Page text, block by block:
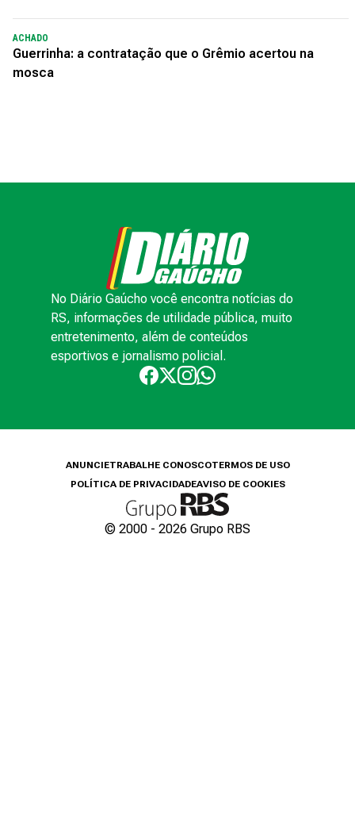
ACHADO
Guerrinha: a contratação que o Grêmio acertou na
mosca
No Diário Gaúcho você encontra notícias do
RS, informações de utilidade pública, muito
entretenimento, além de conteúdos
esportivos e jornalismo policial.
ANUNCIETRABALHE CONOSCOTERMOS DE USO
POLÍTICA DE PRIVACIDADEAVISO DE COOKIES
© 2000 - 2026 Grupo RBS